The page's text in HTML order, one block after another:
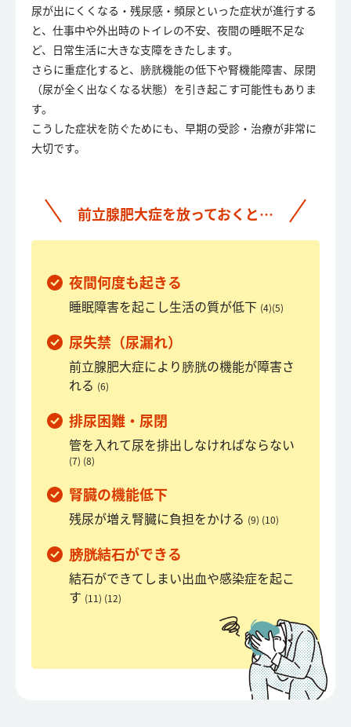
尿が出にくくなる・残尿感・頻尿といった症状が進行する
と、仕事中や外出時のトイレの不安、夜間の睡眠不足な
ど、日常生活に大きな支障をきたします。
さらに重症化すると、膀胱機能の低下や腎機能障害、尿閉
（尿が全く出なくなる状態）を引き起こす可能性もありま
す。
こうした症状を防ぐためにも、早期の受診・治療が非常に
大切です。
前立腺肥大症を放っておくと…
夜間何度も起きる
睡眠障害を起こし生活の質が低下 (4)(5)
尿失禁（尿漏れ）
前立腺肥大症により膀胱の機能が障害さ
れる (6)
排尿困難・尿閉
管を入れて尿を排出しなければならない
(7) (8)
腎臓の機能低下
残尿が増え腎臓に負担をかける (9) (10)
膀胱結石ができる
結石ができてしまい出血や感染症を起こ
す (11) (12)